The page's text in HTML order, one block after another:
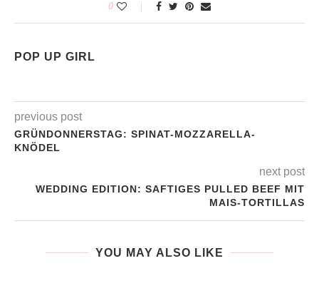
0
POP UP GIRL
previous post
GRÜNDONNERSTAG: SPINAT-MOZZARELLA-
KNÖDEL
next post
WEDDING EDITION: SAFTIGES PULLED BEEF MIT
MAIS-TORTILLAS
YOU MAY ALSO LIKE